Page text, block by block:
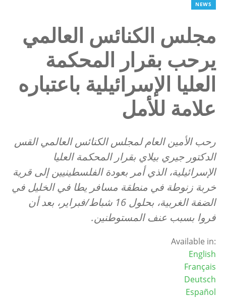
NEWS
مجلس الكنائس العالمي
يرحب بقرار المحكمة
العليا الإسرائيلية باعتباره
علامة للأمل
رحب الأمين العام لمجلس الكنائس العالمي القس
الدكتور جيري بيلاي بقرار المحكمة العليا
الإسرائيلية، الذي أمر بعودة الفلسطينيين إلى قرية
خربة زنوطة في منطقة مسافر يطا في الخليل في
الضفة الغربية، بحلول 16 شباط/فبراير، بعد أن
فروا بسبب عنف المستوطنين.
Available in:
English
Français
Deutsch
Español